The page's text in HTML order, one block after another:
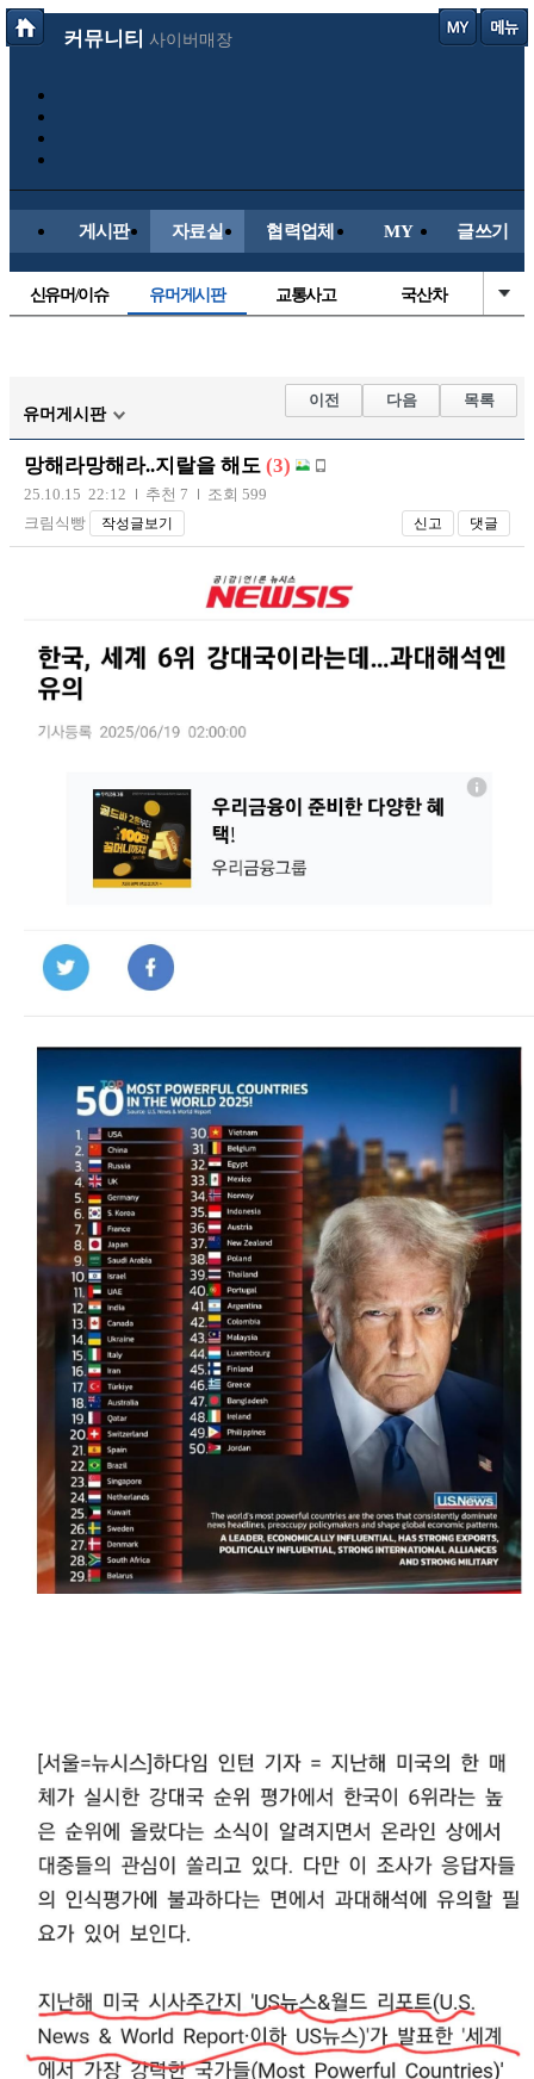
커뮤니티 사이버매장
게시판 자료실 협력업체 MY 글쓰기
신유머/이슈 유머게시판 교통사고 국산차
자유사진 군사/무기
트럭/버스
장착시공사진
유머게시판
이전 다음 목록
망해라망해라..지랄을 해도 (3)
25.10.15 22:12 추천 7
조회 599
크림식빵
작성글보기 신고 댓글